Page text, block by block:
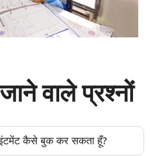
वाले प्रश्नों
कैसे बुक कर सकता हूँ?